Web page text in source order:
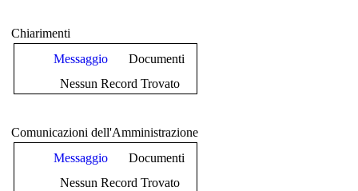
Chiarimenti
Messaggio
Documenti
Nessun Record Trovato
Comunicazioni dell'Amministrazione
Messaggio
Documenti
Nessun Record Trovato